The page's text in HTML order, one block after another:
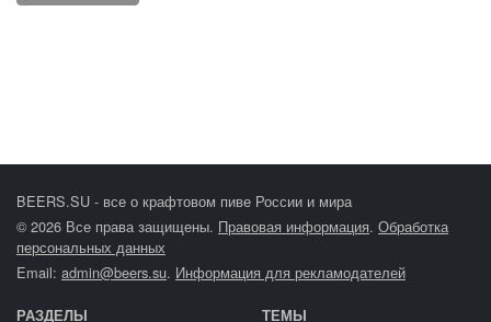
BEERS.SU - все о крафтовом пиве России и мира
© 2026 Все права защищены. Правовая информация. Обработка
персональных данных
Email: admin@beers.su. Информация для рекламодателей
РАЗДЕЛЫ ТЕМЫ